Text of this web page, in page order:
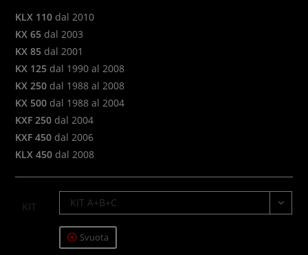
KLX 110 dal 2010
KX 65 dal 2003
KX 85 dal 2001
KX 125 dal 1990 al 2008
KX 250 dal 1988 al 2008
KX 500 dal 1988 al 2004
KXF 250 dal 2004
KXF 450 dal 2006
KLX 450 dal 2008
KIT KIT A+B+C
Svuota